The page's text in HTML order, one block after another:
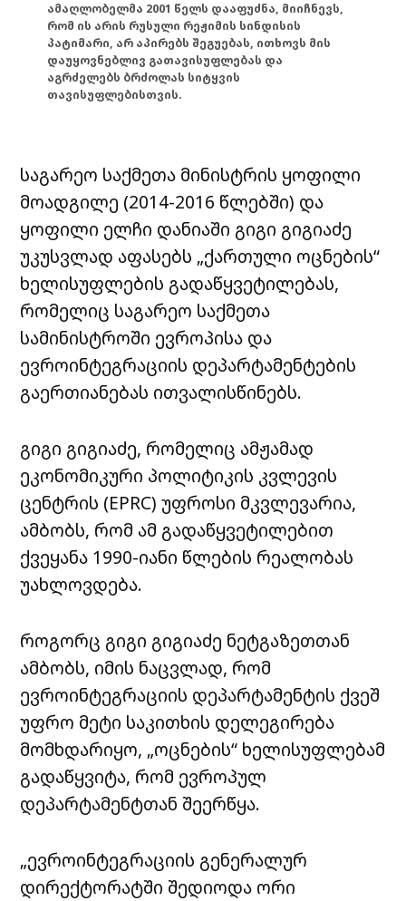
ამაღლობელმა 2001 წელს დააფუძნა, მიიჩნევს,
რომ ის არის რუსული რეჟიმის სინდისის
პატიმარი, არ აპირებს შეგუებას, ითხოვს მის
დაუყოვნებლივ გათავისუფლებას და
აგრძელებს ბრძოლას სიტყვის
თავისუფლებისთვის.
საგარეო საქმეთა მინისტრის ყოფილი
მოადგილე (2014-2016 წლებში) და
ყოფილი ელჩი დანიაში გიგი გიგიაძე
უკუსვლად აფასებს „ქართული ოცნების“
ხელისუფლების გადაწყვეტილებას,
რომელიც საგარეო საქმეთა
სამინისტროში ევროპისა და
ევროინტეგრაციის დეპარტამენტების
გაერთიანებას ითვალისწინებს.
გიგი გიგიაძე, რომელიც ამჟამად
ეკონომიკური პოლიტიკის კვლევის
ცენტრის (EPRC) უფროსი მკვლევარია,
ამბობს, რომ ამ გადაწყვეტილებით
ქვეყანა 1990-იანი წლების რეალობას
უახლოვდება.
როგორც გიგი გიგიაძე ნეტგაზეთთან
ამბობს, იმის ნაცვლად, რომ
ევროინტეგრაციის დეპარტამენტის ქვეშ
უფრო მეტი საკითხის დელეგირება
მომხდარიყო, „ოცნების“ ხელისუფლებამ
გადაწყვიტა, რომ ევროპულ
დეპარტამენტთან შეერწყა.
„ევროინტეგრაციის გენერალურ
დირექტორატში შედიოდა ორი